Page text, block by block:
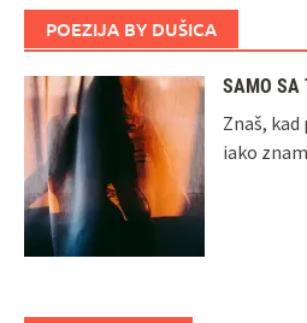
POEZIJA BY DUŠICA
SAMO SA
Znaš, kad
iako